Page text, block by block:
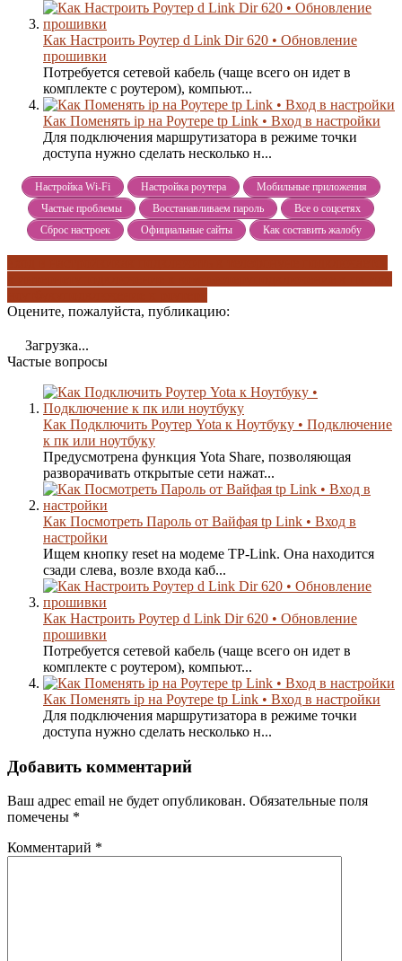
Как Настроить Роутер d Link Dir 620 • Обновление
прошивки
Потребуется сетевой кабель (чаще всего он идет в
комплекте с роутером), компьют...
Как Поменять ip на Роутере tp Link • Вход в настройки
Для подключения маршрутизатора в режиме точки
доступа нужно сделать несколько н...
Настройка Wi-Fi Настройка роутера
Мобильные приложения
Частые проблемы
Восстанавливаем пароль
Все о соцсетях
Сброс настроек
Официальные сайты Как составить жалобу
Оцените, пожалуйста, публикацию:
Загрузка...
Частые вопросы
Как Подключить Роутер Yota к Ноутбуку • Подключение
к пк или ноутбуку
Предусмотрена функция Yota Share, позволяющая
разворачивать открытые сети нажат...
Как Посмотреть Пароль от Вайфая tp Link • Вход в
настройки
Ищем кнопку reset на модеме TP-Link. Она находится
сзади слева, возле входа каб...
Как Настроить Роутер d Link Dir 620 • Обновление
прошивки
Потребуется сетевой кабель (чаще всего он идет в
комплекте с роутером), компьют...
Как Поменять ip на Роутере tp Link • Вход в настройки
Для подключения маршрутизатора в режиме точки
доступа нужно сделать несколько н...
Добавить комментарий
Ваш адрес email не будет опубликован. Обязательные поля
помечены *
Комментарий *